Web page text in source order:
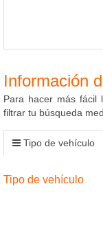
Información
Para hacer más
filtrar tu búsqueda
Tipo de vehículo
Tipo de vehículo